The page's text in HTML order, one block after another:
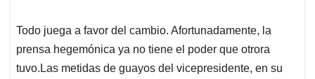
Todo juega a favor del cambio. Afortunadamente, la
prensa hegemónica ya no tiene el poder que otrora
tuvo.Las metidas de guayos del vicepresidente, en su